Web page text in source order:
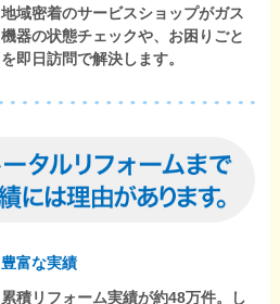
地域密着のサービスショップがガス
機器の状態チェックや、お困りごと
を即日訪問で解決します。
豊富な実績
累積リフォーム実績が約48万件。し